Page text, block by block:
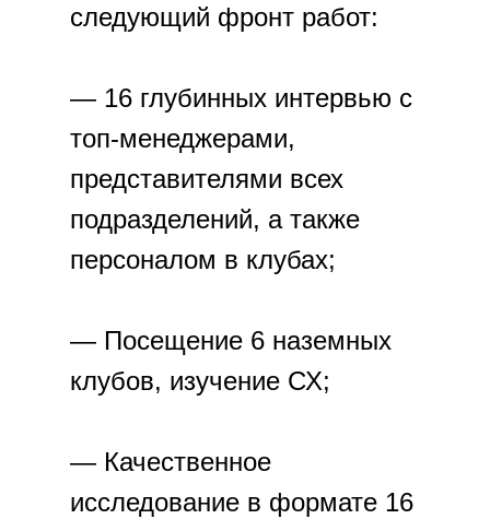
следующий фронт работ:
— 16 глубинных интервью с
топ-менеджерами,
представителями всех
подразделений, а также
персоналом в клубах;
— Посещение 6 наземных
клубов, изучение СХ;
— Качественное
исследование в формате 16